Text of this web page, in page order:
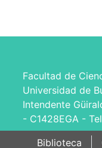
Facultad de
Universidad de
Intendente
- C1428EGA -
Biblioteca